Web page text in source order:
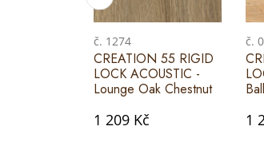
č. 1274
CREATION 55 RIGID
LOCK ACOUSTIC -
Lounge Oak Chestnut
1 209 Kč
č.
1